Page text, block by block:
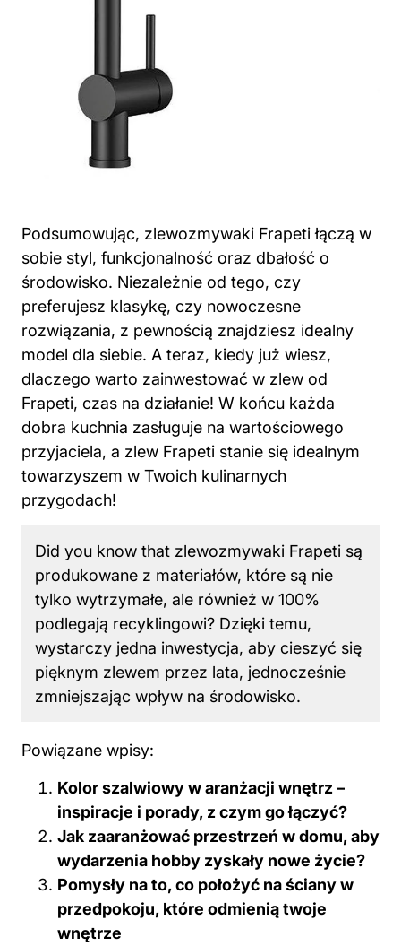
Podsumowując, zlewozmywaki Frapeti łączą w
sobie styl, funkcjonalność oraz dbałość o
środowisko. Niezależnie od tego, czy
preferujesz klasykę, czy nowoczesne
rozwiązania, z pewnością znajdziesz idealny
model dla siebie. A teraz, kiedy już wiesz,
dlaczego warto zainwestować w zlew od
Frapeti, czas na działanie! W końcu każda
dobra kuchnia zasługuje na wartościowego
przyjaciela, a zlew Frapeti stanie się idealnym
towarzyszem w Twoich kulinarnych
przygodach!
Did you know that zlewozmywaki Frapeti są
produkowane z materiałów, które są nie
tylko wytrzymałe, ale również w 100%
podlegają recyklingowi? Dzięki temu,
wystarczy jedna inwestycja, aby cieszyć się
pięknym zlewem przez lata, jednocześnie
zmniejszając wpływ na środowisko.
Powiązane wpisy:
Kolor szalwiowy w aranżacji wnętrz –
inspiracje i porady, z czym go łączyć?
Jak zaaranżować przestrzeń w domu, aby
wydarzenia hobby zyskały nowe życie?
Pomysły na to, co położyć na ściany w
przedpokoju, które odmienią twoje
wnętrze